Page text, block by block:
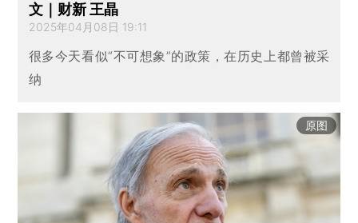
文｜财新 王晶
2025年04月08日 19:11
很多今天看似“不可想象”的政策，在历史上都曾被采
纳
原图